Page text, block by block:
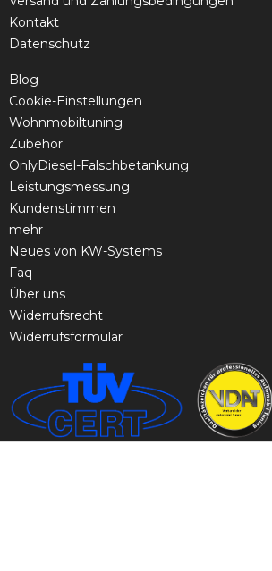
Kontakt
Datenschutz
Blog
Cookie-Einstellungen
Wohnmobiltuning
Zubehör
OnlyDiesel-Falschbetankung
Leistungsmessung
Kundenstimmen
mehr
Neues von KW-Systems
Faq
Über uns
Widerrufsrecht
Widerrufsformular